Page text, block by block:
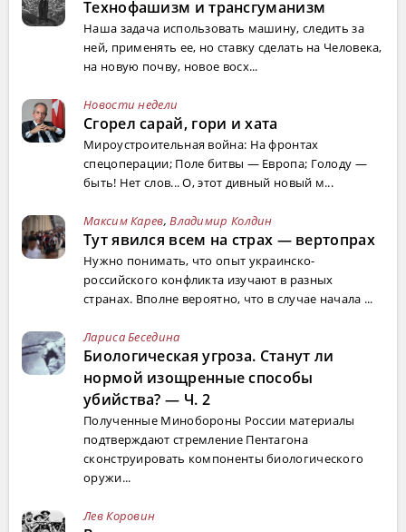
Технофашизм и трансгуманизм
Наша задача использовать машину, следить за
ней, применять ее, но ставку сделать на Человека,
на новую почву, новое восх...
Новости недели
Сгорел сарай, гори и хата
Мироустроительная война: На фронтах
спецоперации; Поле битвы — Европа; Голоду —
быть! Нет слов... О, этот дивный новый м...
Максим Карев,Владимир Колдин
Тут явился всем на страх — вертопрах
Нужно понимать, что опыт украинско-
российского конфликта изучают в разных
странах. Вполне вероятно, что в случае начала ...
Лариса Беседина
Биологическая угроза. Станут ли
нормой изощренные способы
убийства? — Ч. 2
Полученные Минобороны России материалы
подтверждают стремление Пентагона
сконструировать компоненты биологического
оружи...
Лев Коровин